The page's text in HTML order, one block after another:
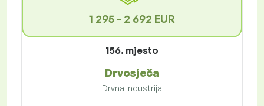
1 295 - 2 692 EUR
156. mjesto
Drvosječa
Drvna industrija